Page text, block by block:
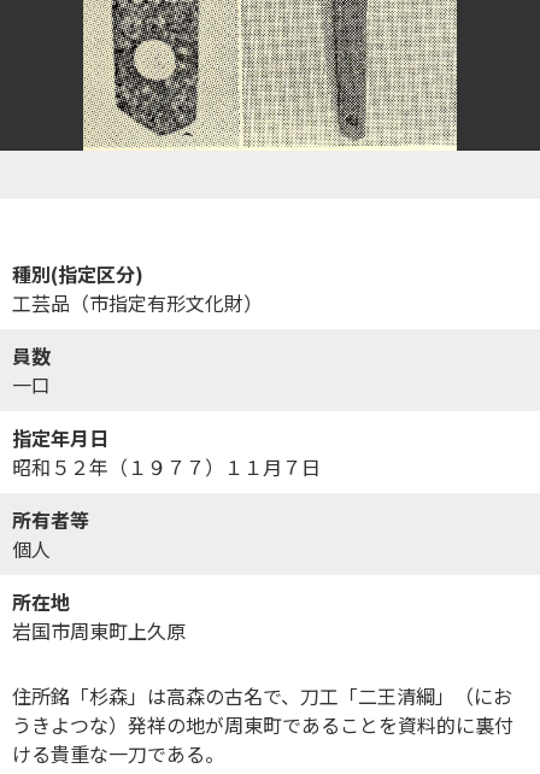
種別(指定区分)
工芸品（市指定有形文化財）
員数
一口
指定年月日
昭和５２年（１９７７）１１月７日
所有者等
個人
所在地
岩国市周東町上久原
住所銘「杉森」は高森の古名で、刀工「二王清綱」（にお
うきよつな）発祥の地が周東町であることを資料的に裏付
ける貴重な一刀である。